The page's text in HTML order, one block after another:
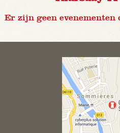
Er zijn geen evenementen